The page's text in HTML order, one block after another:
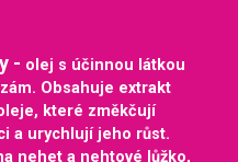
- olej s účinnou látkou
Obsahuje extrakt
které změkčují
a urychlují jeho růst.
nehet a nehtové lůžko,